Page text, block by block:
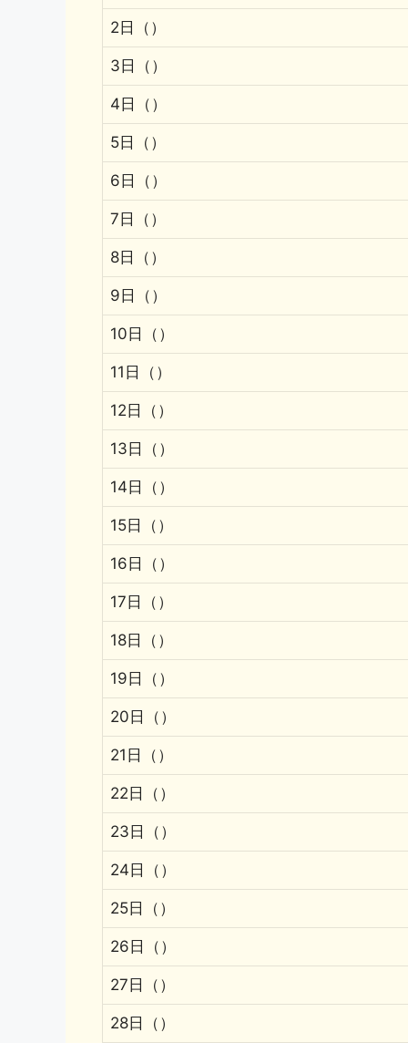
2日（）
3日（）
4日（）
5日（）
6日（）
7日（）
8日（）
9日（）
10日（）
11日（）
12日（）
13日（）
14日（）
15日（）
16日（）
17日（）
18日（）
19日（）
20日（）
21日（）
22日（）
23日（）
24日（）
25日（）
26日（）
27日（）
28日（）